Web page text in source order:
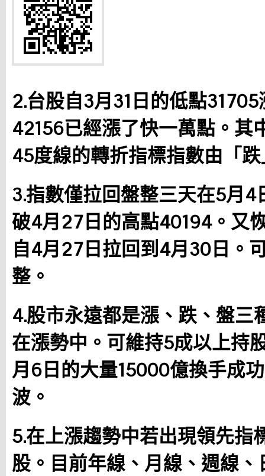
2.台股自3月31日的低點
42156已經漲了快一萬點。其
45度線的轉折指標指數由「
3.指數僅拉回盤整三天在5月
破4月27日的高點40194。又
自4月27日拉回到4月30日。
整。
4.股市永遠都是漲、跌、盤三
在漲勢中。可維持5成以上持
月6日的大量15000億換手成
波。
5.在上漲趨勢中若出現領先指
股。目前年線、月線、週線